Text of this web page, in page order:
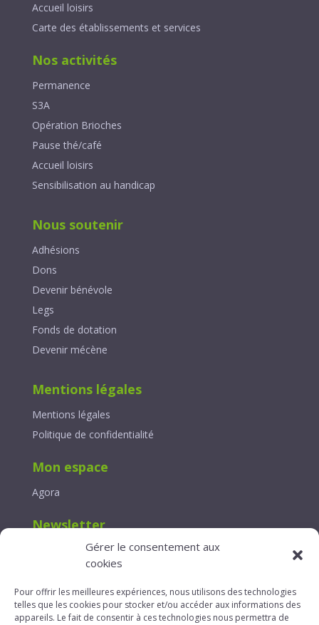
Gérer le consentement aux
cookies
Pour offrir les meilleures expériences, nous utilisons des technologies
telles que les cookies pour stocker et/ou accéder aux informations des
appareils. Le fait de consentir à ces technologies nous permettra de
Accueil loisirs
Carte des établissements et services
Nos activités
Permanence
S3A
Opération Brioches
Pause thé/café
Accueil loisirs
Sensibilisation au handicap
Nous soutenir
Adhésions
Dons
Devenir bénévole
Legs
Fonds de dotation
Devenir mécène
Mentions légales
Mentions légales
Politique de confidentialité
Mon espace
Agora
Newsletter
Lettre d’information
Contact
Formulaire de contact